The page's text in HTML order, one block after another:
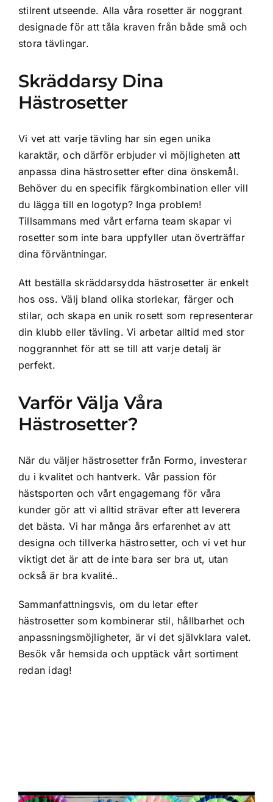
stilrent utseende. Alla våra rosetter är noggrant
designade för att tåla kraven från både små och
stora tävlingar.
Skräddarsy Dina
Hästrosetter
Vi vet att varje tävling har sin egen unika
karaktär, och därför erbjuder vi möjligheten att
anpassa dina hästrosetter efter dina önskemål.
Behöver du en specifik färgkombination eller vill
du lägga till en logotyp? Inga problem!
Tillsammans med vårt erfarna team skapar vi
rosetter som inte bara uppfyller utan överträffar
dina förväntningar.
Att beställa skräddarsydda hästrosetter är enkelt
hos oss. Välj bland olika storlekar, färger och
stilar, och skapa en unik rosett som representerar
din klubb eller tävling. Vi arbetar alltid med stor
noggrannhet för att se till att varje detalj är
perfekt.
Varför Välja Våra
Hästrosetter?
När du väljer hästrosetter från Formo, investerar
du i kvalitet och hantverk. Vår passion för
hästsporten och vårt engagemang för våra
kunder gör att vi alltid strävar efter att leverera
det bästa. Vi har många års erfarenhet av att
designa och tillverka hästrosetter, och vi vet hur
viktigt det är att de inte bara ser bra ut, utan
också är bra kvalité..
Sammanfattningsvis, om du letar efter
hästrosetter som kombinerar stil, hållbarhet och
anpassningsmöjligheter, är vi det självklara valet.
Besök vår hemsida och upptäck vårt sortiment
redan idag!